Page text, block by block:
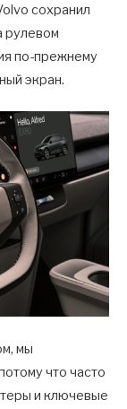
сохранил
рулевом
по-прежнему
экран.
мы
что часто
и ключевые